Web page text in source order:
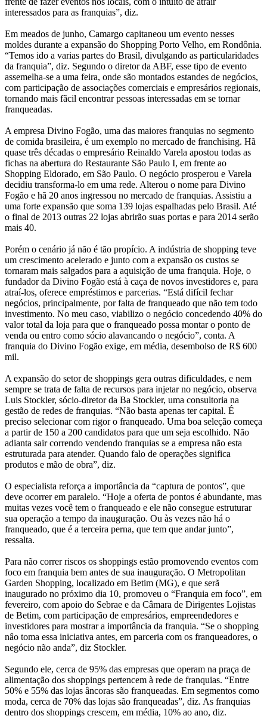
interessados para as franquias”, diz.
Em meados de junho, Camargo capitaneou um evento nesses
moldes durante a expansão do Shopping Porto Velho, em Rondônia.
“Temos ido a varias partes do Brasil, divulgando as particularidades
da franquia”, diz. Segundo o diretor da ABF, esse tipo de evento
assemelha-se a uma feira, onde são montados estandes de negócios,
com participação de associações comerciais e empresários regionais,
tornando mais fãcil encontrar pessoas interessadas em se tornar
franqueadas.
A empresa Divino Fogão, uma das maiores franquias no segmento
de comida brasileira, é um exemplo no mercado de franchising. Hã
quase três décadas o empresário Reinaldo Varela apostou todas as
fichas na abertura do Restaurante São Paulo I, em frente ao
Shopping Eldorado, em São Paulo. O negócio prosperou e Varela
decidiu transforma-lo em uma rede. Alterou o nome para Divino
Fogão e hã 20 anos ingressou no mercado de franquias. Assistiu a
uma forte expansão que soma 139 lojas espalhadas pelo Brasil. Até
o final de 2013 outras 22 lojas abrirão suas portas e para 2014 serão
mais 40.
Porém o cenário já não é tão propício. A indústria de shopping teve
um crescimento acelerado e junto com a expansão os custos se
tornaram mais salgados para a aquisição de uma franquia. Hoje, o
fundador da Divino Fogão está à caça de novos investidores e, para
atraí-los, oferece empréstimos e parcerias. “Está difícil fechar
negócios, principalmente, por falta de franqueado que não tem todo
investimento. No meu caso, viabilizo o negócio concedendo 40% do
valor total da loja para que o franqueado possa montar o ponto de
venda ou entro como sócio alavancando o negócio”, conta. A
franquia do Divino Fogão exige, em média, desembolso de R$ 600
mil.
A expansão do setor de shoppings gera outras dificuldades, e nem
sempre se trata de falta de recursos para injetar no negócio, observa
Luis Stockler, sócio-diretor da Ba Stockler, uma consultoria na
gestão de redes de franquias. “Não basta apenas ter capital. É
preciso selecionar com rigor o franqueado. Uma boa seleção começa
a partir de 150 a 200 candidatos para que um seja escolhido. Não
adianta sair correndo vendendo franquias se a empresa não esta
estruturada para atender. Quando falo de operações significa
produtos e mão de obra”, diz.
O especialista reforça a importância da “captura de pontos”, que
deve ocorrer em paralelo. “Hoje a oferta de pontos é abundante, mas
muitas vezes você tem o franqueado e ele não consegue estruturar
sua operação a tempo da inauguração. Ou às vezes não há o
franqueado, que é a terceira perna, que tem que andar junto”,
ressalta.
Para não correr riscos os shoppings estão promovendo eventos com
foco em franquia bem antes de sua inauguração. O Metropolitan
Garden Shopping, localizado em Betim (MG), e que serã
inaugurado no próximo dia 10, promoveu o “Franquia em foco”, em
fevereiro, com apoio do Sebrae e da Câmara de Dirigentes Lojistas
de Betim, com participação de empresários, empreendedores e
investidores para mostrar a importância da franquia. “Se o shopping
nâo toma essa iniciativa antes, em parceria com os franqueadores, o
negócio não anda”, diz Stockler.
Segundo ele, cerca de 95% das empresas que operam na praça de
alimentação dos shoppings pertencem à rede de franquias. “Entre
50% e 55% das lojas âncoras são franqueadas. Em segmentos como
moda, cerca de 70% das lojas são franqueadas”, diz. As franquias
dentro dos shoppings crescem, em média, 10% ao ano, diz.